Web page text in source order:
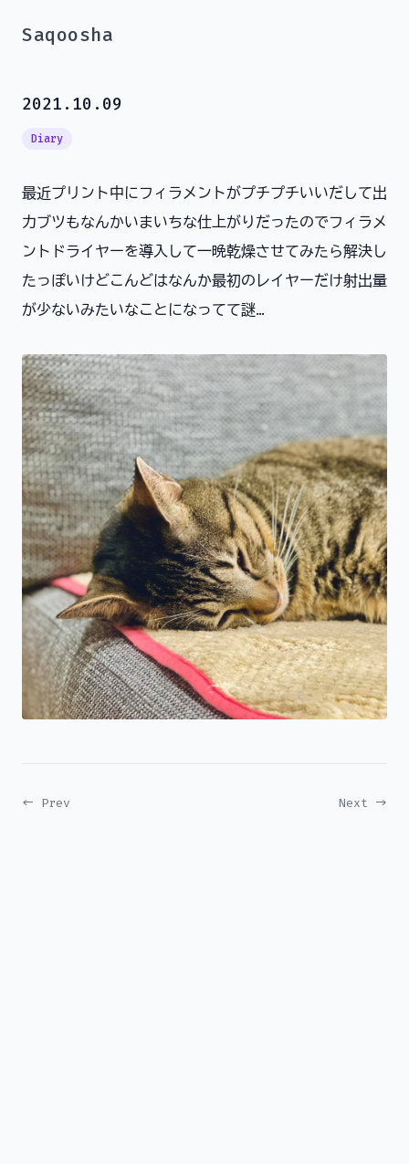
Saqoosha
2021.10.09
Diary
最近プリント中にフィラメントがプチプチいいだして出
力ブツもなんかいまいちな仕上がりだったのでフィラメ
ントドライヤーを導入して一晩乾燥させてみたら解決し
たっぽいけどこんどはなんか最初のレイヤーだけ射出量
が少ないみたいなことになってて謎…
← Prev Next →